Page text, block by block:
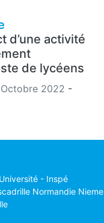
d’une activité
de lycéens
Octobre 2022 -
- Inspé
Normandie